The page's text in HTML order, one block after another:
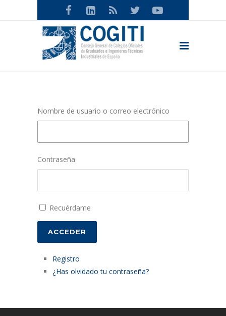
Nombre de usuario o correo electrónico
Contraseña
Recuérdame
ACCEDER
Registro
¿Has olvidado tu contraseña?